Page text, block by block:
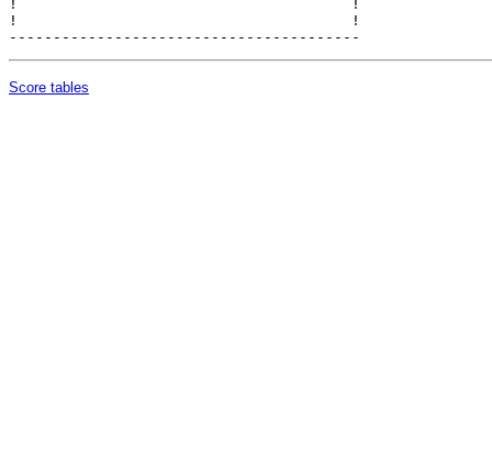
!                                      !
!                                      !
Score tables